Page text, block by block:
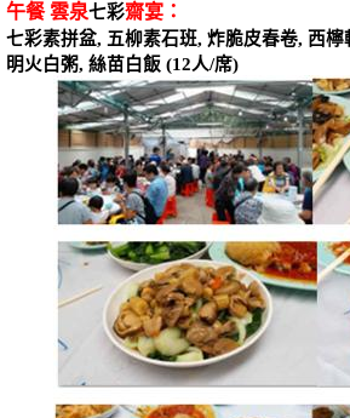
午餐 雲泉七彩齋宴：
七彩素拼盆, 五柳素石班, 炸脆皮春卷, 西檸
明火白粥, 絲苗白飯 (12人/席)